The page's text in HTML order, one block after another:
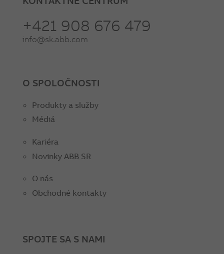
+421 908 676 479
info@sk.abb.com
O SPOLOČNOSTI
Produkty a služby
Médiá
Kariéra
Novinky ABB SR
O nás
Obchodné kontakty
SPOJTE SA S NAMI